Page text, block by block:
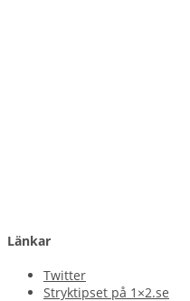
Länkar
Twitter
Stryktipset på 1×2.se